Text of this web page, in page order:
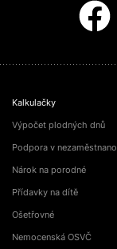
Kalkulačky
Výpočet plodných dnů
Podpora v
Nárok na porodné
Přídavky na dítě
Ošetřovné
Nemocenská OSVČ